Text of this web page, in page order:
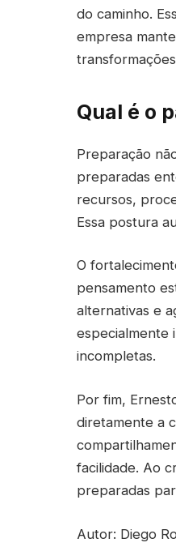
do caminho.
empresa
Qual é o
Preparação
preparadas
recursos,
Essa postura
O
pensamento
alternativas e
especialmente
incompletas.
Por fim,
diretamente a
facilidade. Ao
preparadas
Autor: Diego